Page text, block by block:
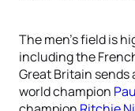
The men’s field is
including the
Great Britain sends
world champion